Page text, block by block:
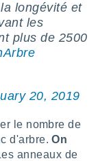
longévité et
les
plus de 2500
20, 2019
le nombre de
d'arbre.On
anneaux de